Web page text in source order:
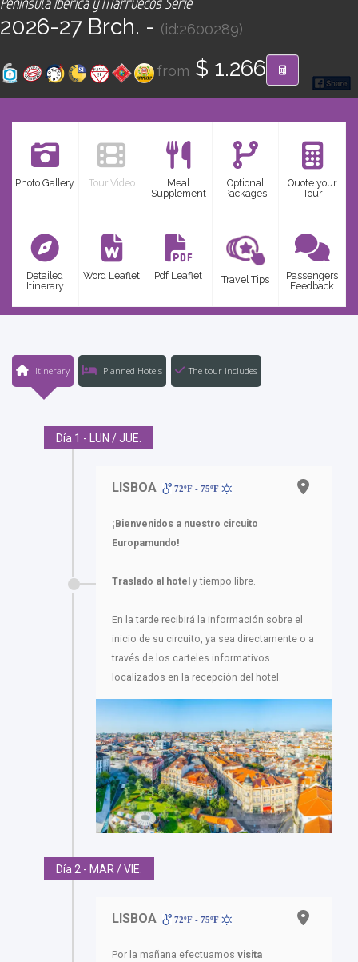
CONTACT
Find your Tour
2026-27 Brch. - (id:2600289)
from $ 1.266
Photo Gallery Tour Video
Meal
Supplement
Optional
Packages
Quote your
Tour
Detailed
Itinerary
Word Leaflet Pdf Leaflet Travel Tips
Passengers
Feedback
Itinerary Planned Hotels The tour includes
Día 1 - LUN / JUE.
LISBOA 72ºF - 75ºF
¡Bienvenidos a nuestro circuito
Europamundo!
Traslado al hotel y tiempo libre.
En la tarde recibirá la información sobre el
inicio de su circuito, ya sea directamente o a
través de los carteles informativos
localizados en la recepción del hotel.
Día 2 - MAR / VIE.
LISBOA 72ºF - 75ºF
Por la mañana efectuamos visita